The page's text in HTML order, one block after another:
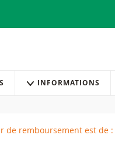
INFORMATIONS
de remboursement est de :